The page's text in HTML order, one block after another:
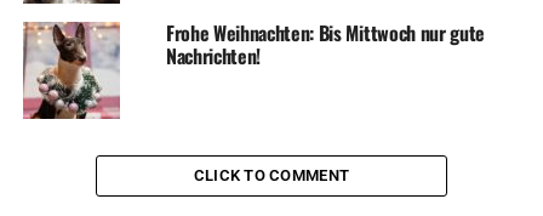
Frohe Weihnachten: Bis Mittwoch nur gute
Nachrichten!
CLICK TO COMMENT